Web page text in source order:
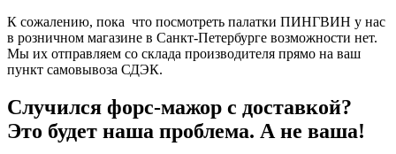
К сожалению, пока что посмотреть палатки ПИНГВИН у нас
в розничном магазине в Санкт-Петербурге возможности нет.
Мы их отправляем со склада производителя прямо на ваш
пункт самовывоза СДЭК.
Случился форс-мажор c доставкой?
Это будет наша проблема. А не ваша!